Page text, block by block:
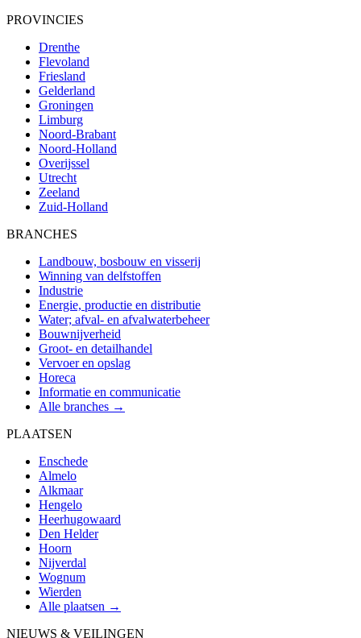
PROVINCIES
Drenthe
Flevoland
Friesland
Gelderland
Groningen
Limburg
Noord-Brabant
Noord-Holland
Overijssel
Utrecht
Zeeland
Zuid-Holland
BRANCHES
Landbouw, bosbouw en visserij
Winning van delfstoffen
Industrie
Energie, productie en distributie
Water; afval- en afvalwaterbeheer
Bouwnijverheid
Groot- en detailhandel
Vervoer en opslag
Horeca
Informatie en communicatie
Alle branches →
PLAATSEN
Enschede
Almelo
Alkmaar
Hengelo
Heerhugowaard
Den Helder
Hoorn
Nijverdal
Wognum
Wierden
Alle plaatsen →
NIEUWS & VEILINGEN